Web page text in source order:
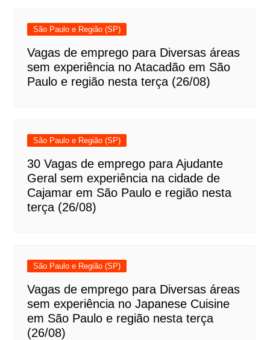
São Paulo e Região (SP)
Vagas de emprego para Diversas áreas
sem experiência no Atacadão em São
Paulo e região nesta terça (26/08)
São Paulo e Região (SP)
30 Vagas de emprego para Ajudante
Geral sem experiência na cidade de
Cajamar em São Paulo e região nesta
terça (26/08)
São Paulo e Região (SP)
Vagas de emprego para Diversas áreas
sem experiência no Japanese Cuisine
em São Paulo e região nesta terça
(26/08)